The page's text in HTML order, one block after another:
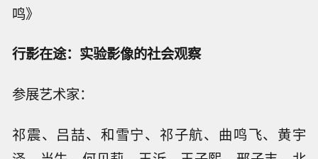
鸣》
行影在途：实验影像的社会观察
参展艺术家：
祁震、吕喆、和雪宁、祁子航、曲鸣飞、黄宇